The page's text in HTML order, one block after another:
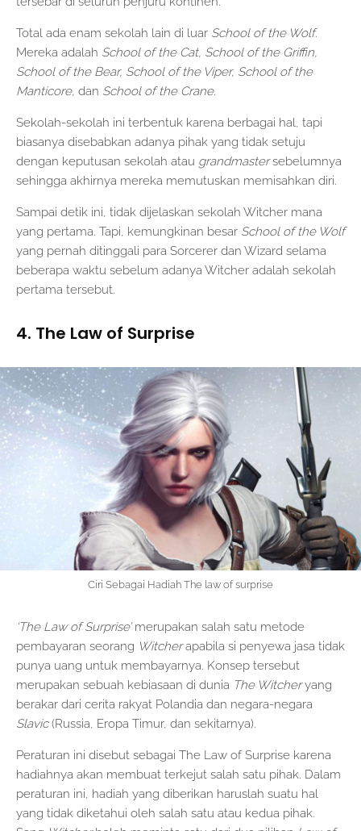
Total ada enam sekolah lain di luar School of the Wolf.
Mereka adalah School of the Cat, School of the Griffin,
School of the Bear, School of the Viper, School of the
Manticore, dan School of the Crane.
Sekolah-sekolah ini terbentuk karena berbagai hal, tapi
biasanya disebabkan adanya pihak yang tidak setuju
dengan keputusan sekolah atau grandmastersebelumnya
sehingga akhirnya mereka memutuskan memisahkan diri.
Sampai detik ini, tidak dijelaskan sekolah Witcher mana
yang pertama. Tapi, kemungkinan besar School of the Wolf
yang pernah ditinggali para Sorcerer dan Wizard selama
beberapa waktu sebelum adanya Witcher adalah sekolah
pertama tersebut.
4. The Law of Surprise
Ciri Sebagai Hadiah The law of surprise
‘The Law of Surprise’merupakan salah satu metode
pembayaran seorang Witcherapabila si penyewa jasa tidak
punya uang untuk membayarnya. Konsep tersebut
merupakan sebuah kebiasaan di dunia The Witcheryang
berakar dari cerita rakyat Polandia dan negara-negara
Slavic(Russia, Eropa Timur, dan sekitarnya).
Peraturan ini disebut sebagai The Law of Surprise karena
hadiahnya akan membuat terkejut salah satu pihak. Dalam
peraturan ini, hadiah yang diberikan haruslah suatu hal
yang tidak diketahui oleh salah satu atau kedua pihak.